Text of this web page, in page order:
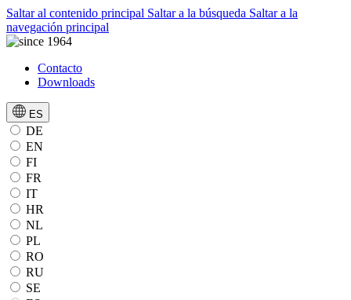
Saltar al contenido principal Saltar a la búsqueda Saltar a la
navegación principal
Contacto
Downloads
ES
DE
EN
FI
FR
IT
HR
NL
PL
RO
RU
SE